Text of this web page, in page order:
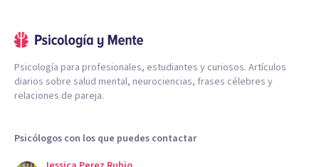
Psicología para profesionales, estudiantes y curiosos. Artículos
diarios sobre salud mental, neurociencias, frases célebres y
relaciones de pareja.
Psicólogos con los que puedes contactar